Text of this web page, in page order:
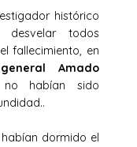
histórico
desvelar todos
fallecimiento, en
general Amado
habían sido
dormido el